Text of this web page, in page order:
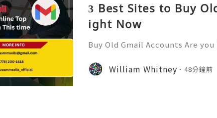
3 Best Sites to Buy
ight Now
Buy Old Gmail Accounts Are
old Gmail accounts might just
ffer high-quality new G
William Whitney 48分鐘前